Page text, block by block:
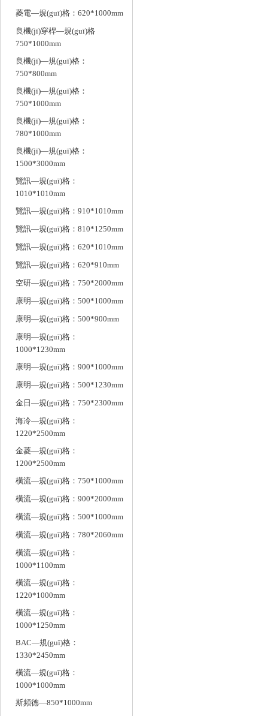
菱電—規(guī)格：620*1000mm
良機(jī)穿桿—規(guī)格
750*1000mm
良機(jī)—規(guī)格：
750*800mm
良機(jī)—規(guī)格：
750*1000mm
良機(jī)—規(guī)格：
780*1000mm
良機(jī)—規(guī)格：
1500*3000mm
覽訊—規(guī)格：
1010*1010mm
覽訊—規(guī)格：910*1010mm
覽訊—規(guī)格：810*1250mm
覽訊—規(guī)格：620*1010mm
覽訊—規(guī)格：620*910mm
空研—規(guī)格：750*2000mm
康明—規(guī)格：500*1000mm
康明—規(guī)格：500*900mm
康明—規(guī)格：
1000*1230mm
康明—規(guī)格：900*1000mm
康明—規(guī)格：500*1230mm
金日—規(guī)格：750*2300mm
海冷—規(guī)格：
1220*2500mm
金菱—規(guī)格：
1200*2500mm
橫流—規(guī)格：750*1000mm
橫流—規(guī)格：900*2000mm
橫流—規(guī)格：500*1000mm
橫流—規(guī)格：780*2060mm
橫流—規(guī)格：
1000*1100mm
橫流—規(guī)格：
1220*1000mm
橫流—規(guī)格：
1000*1250mm
BAC—規(guī)格：
1330*2450mm
橫流—規(guī)格：
1000*1000mm
斯頻德—850*1000mm